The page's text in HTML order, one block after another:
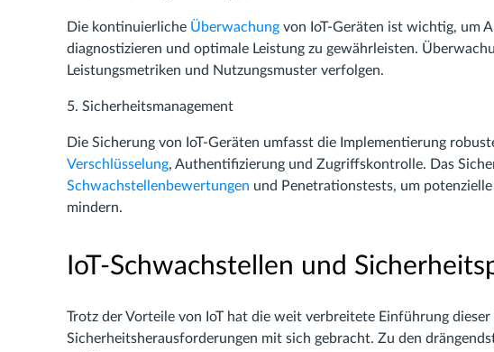
Die kontinuierliche Überwachung von IoT-Geräten ist wichtig, um
diagnostizieren und optimale Leistung zu gewährleisten.
Leistungsmetriken und Nutzungsmuster verfolgen.
5. Sicherheitsmanagement
Die Sicherung von IoT-Geräten umfasst die Implementierung
Verschlüsselung, Authentifizierung und Zugriffskontrolle. Das
Schwachstellenbewertungen und Penetrationstests, um
mindern.
IoT-Schwachstellen und
Trotz der Vorteile von IoT hat die weit verbreitete Einführung dieser
Sicherheitsherausforderungen mit sich gebracht. Zu den